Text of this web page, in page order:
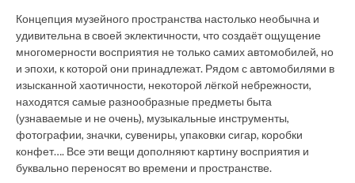
Концепция музейного пространства настолько необычна и
удивительна в своей эклектичности, что создаёт ощущение
многомерности восприятия не только самих автомобилей, но
и эпохи, к которой они принадлежат. Рядом с автомобилями в
изысканной хаотичности, некоторой лёгкой небрежности,
находятся самые разнообразные предметы быта
(узнаваемые и не очень), музыкальные инструменты,
фотографии, значки, сувениры, упаковки сигар, коробки
конфет…. Все эти вещи дополняют картину восприятия и
буквально переносят во времени и пространстве.